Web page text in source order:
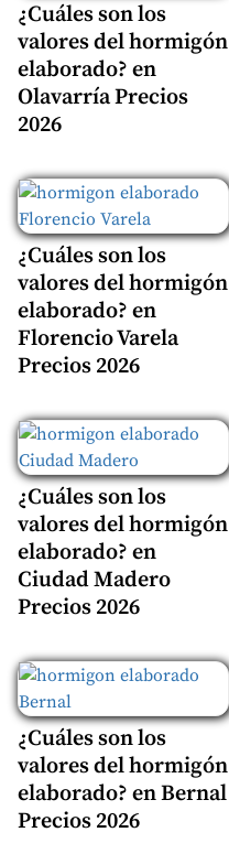
¿Cuáles son los
valores del hormigón
elaborado? en
Olavarría Precios
2026
¿Cuáles son los
valores del hormigón
elaborado? en
Florencio Varela
Precios 2026
¿Cuáles son los
valores del hormigón
elaborado? en
Ciudad Madero
Precios 2026
¿Cuáles son los
valores del hormigón
elaborado? en Bernal
Precios 2026